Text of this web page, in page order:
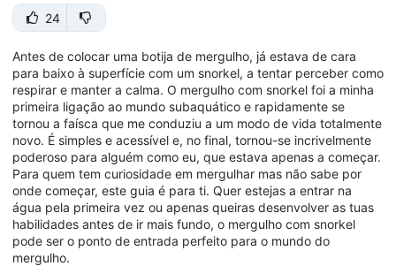
24
Antes de colocar uma botija de mergulho, já estava de cara
para baixo à superfície com um snorkel, a tentar perceber como
respirar e manter a calma. O mergulho com snorkel foi a minha
primeira ligação ao mundo subaquático e rapidamente se
tornou a faísca que me conduziu a um modo de vida totalmente
novo. É simples e acessível e, no final, tornou-se incrivelmente
poderoso para alguém como eu, que estava apenas a começar.
Para quem tem curiosidade em mergulhar mas não sabe por
onde começar, este guia é para ti. Quer estejas a entrar na
água pela primeira vez ou apenas queiras desenvolver as tuas
habilidades antes de ir mais fundo, o mergulho com snorkel
pode ser o ponto de entrada perfeito para o mundo do
mergulho.